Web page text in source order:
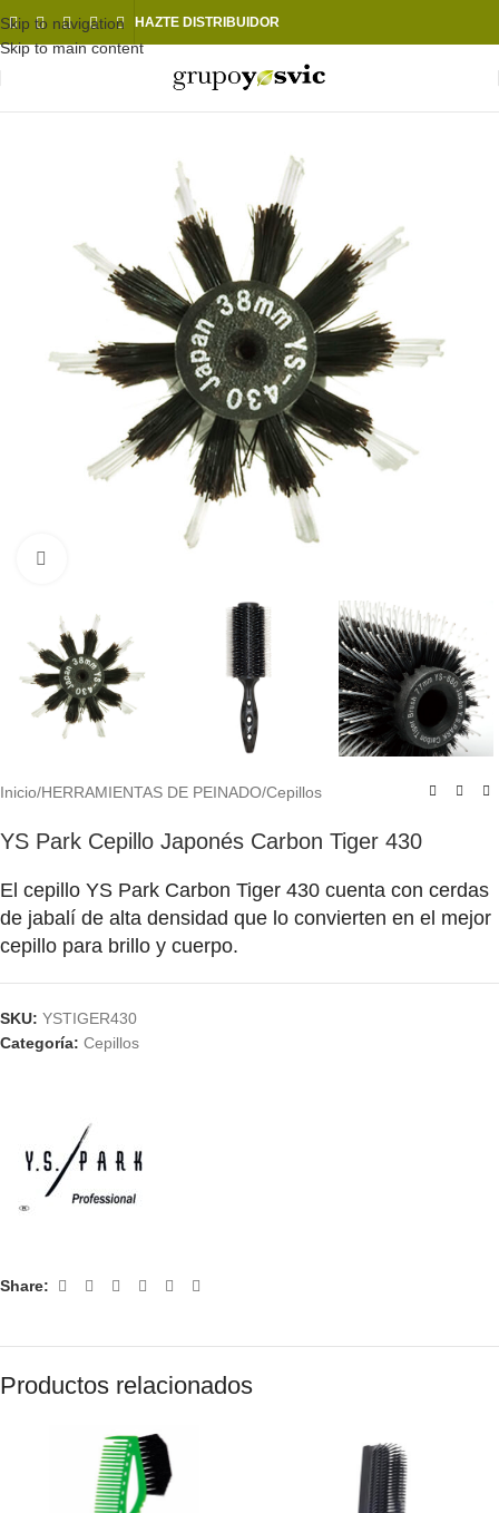
Skip to navigation
Skip to main content
HAZTE DISTRIBUIDOR
Inicio/HERRAMIENTAS DE PEINADO/Cepillos
YS Park Cepillo Japonés Carbon Tiger 430
El cepillo YS Park Carbon Tiger 430 cuenta con cerdas
de jabalí de alta densidad que lo convierten en el mejor
cepillo para brillo y cuerpo.
SKU: YSTIGER430
Categoría: Cepillos
Share:
Productos relacionados